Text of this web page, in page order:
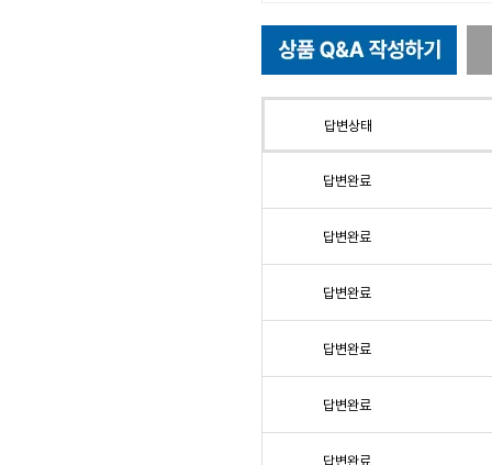
답변상태
답변완료
답변완료
답변완료
답변완료
답변완료
답변완료